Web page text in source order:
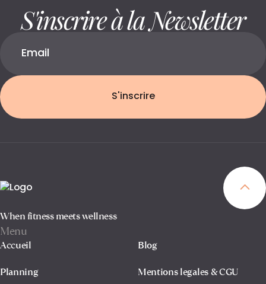
S'inscrire à la Newsletter
S'inscrire
When fitness meets wellness
Menu
Accueil
Planning
Blog
Mentions legales & CGU